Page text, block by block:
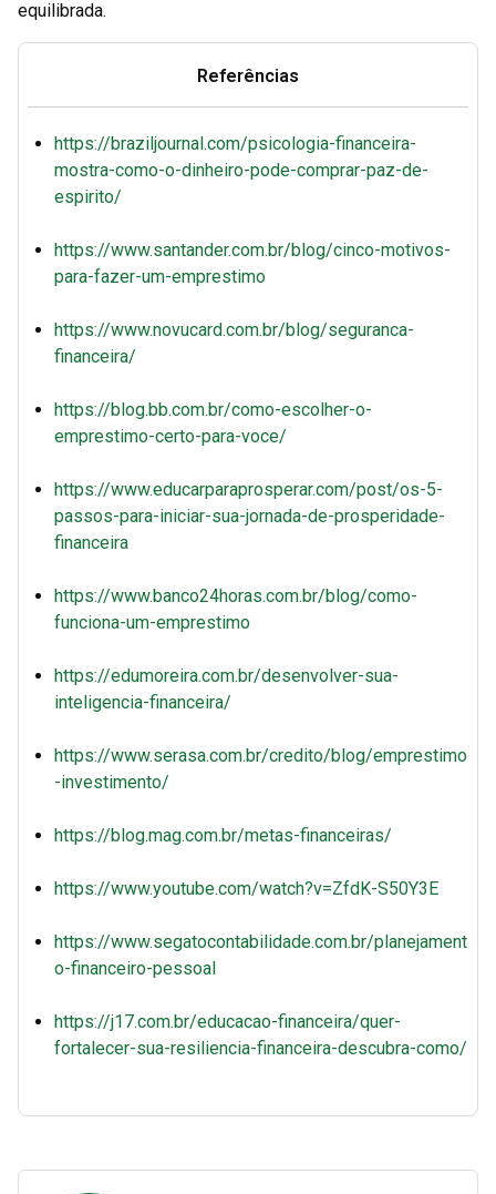
equilibrada.
Referências
https://braziljournal.com/psicologia-financeira-
mostra-como-o-dinheiro-pode-comprar-paz-de-
espirito/
https://www.santander.com.br/blog/cinco-motivos-
para-fazer-um-emprestimo
https://www.novucard.com.br/blog/seguranca-
financeira/
https://blog.bb.com.br/como-escolher-o-
emprestimo-certo-para-voce/
https://www.educarparaprosperar.com/post/os-5-
passos-para-iniciar-sua-jornada-de-prosperidade-
financeira
https://www.banco24horas.com.br/blog/como-
funciona-um-emprestimo
https://edumoreira.com.br/desenvolver-sua-
inteligencia-financeira/
https://www.serasa.com.br/credito/blog/emprestimo
-investimento/
https://blog.mag.com.br/metas-financeiras/
https://www.youtube.com/watch?v=ZfdK-S50Y3E
https://www.segatocontabilidade.com.br/planejament
o-financeiro-pessoal
https://j17.com.br/educacao-financeira/quer-
fortalecer-sua-resiliencia-financeira-descubra-como/